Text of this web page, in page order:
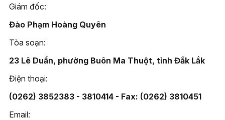
Giám đốc:
Đào Phạm Hoàng Quyên
Tòa soạn:
23 Lê Duẩn, phường Buôn Ma Thuột, tỉnh Đắk Lắk
Điện thoại:
(0262) 3852383 - 3810414 - Fax: (0262) 3810451
Email: